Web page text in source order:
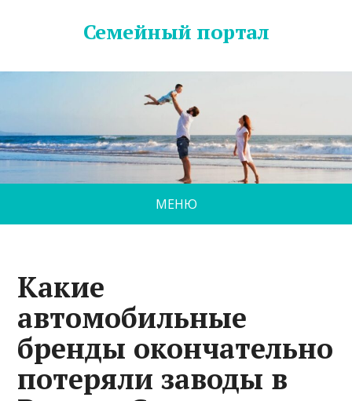
Семейный портал
МЕНЮ
Какие
автомобильные
бренды окончательно
потеряли заводы в